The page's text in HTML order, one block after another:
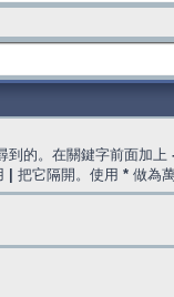
到的。在關鍵字前面加上
把它隔開。使用 * 做為